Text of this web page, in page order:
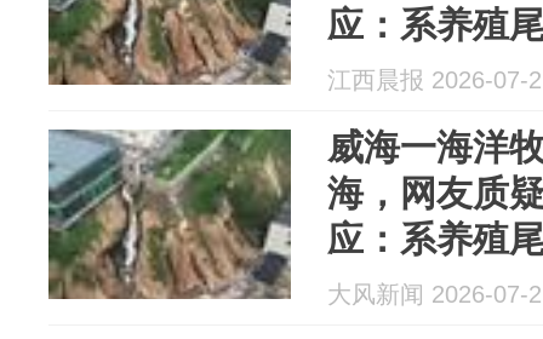
应：系养殖
江西晨报 2026-07-
威海一海洋
海，网友质
应：系养殖
大风新闻 2026-07-